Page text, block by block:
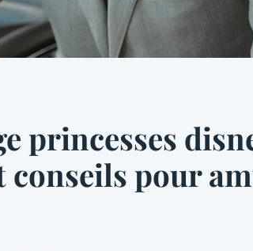
princesses
conseils pour